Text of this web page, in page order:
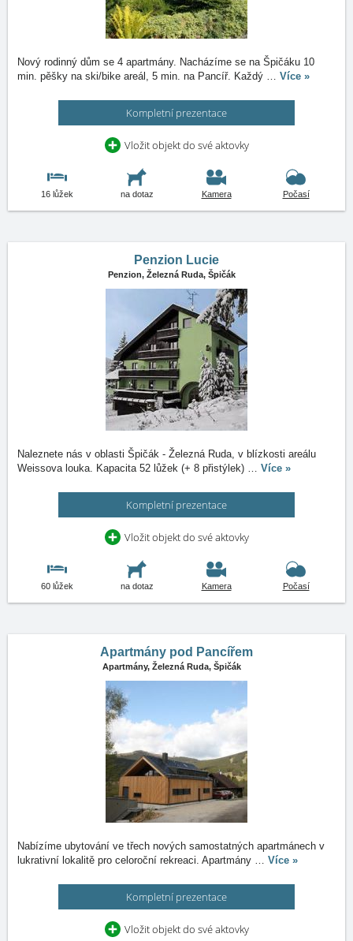
Nový rodinný dům se 4 apartmány. Nacházíme se na Špičáku 10
min. pěšky na ski/bike areál, 5 min. na Pancíř. Každý … Více »
Kompletní prezentace
Vložit objekt do své aktovky
16 lůžek na dotaz Kamera Počasí
Penzion Lucie
Penzion, Železná Ruda, Špičák
Naleznete nás v oblasti Špičák - Železná Ruda, v blízkosti areálu
Weissova louka. Kapacita 52 lůžek (+ 8 přistýlek) … Více »
Kompletní prezentace
Vložit objekt do své aktovky
60 lůžek na dotaz Kamera Počasí
Apartmány pod Pancířem
Apartmány, Železná Ruda, Špičák
Nabízíme ubytování ve třech nových samostatných apartmánech v
lukrativní lokalitě pro celoroční rekreaci. Apartmány … Více »
Kompletní prezentace
Vložit objekt do své aktovky